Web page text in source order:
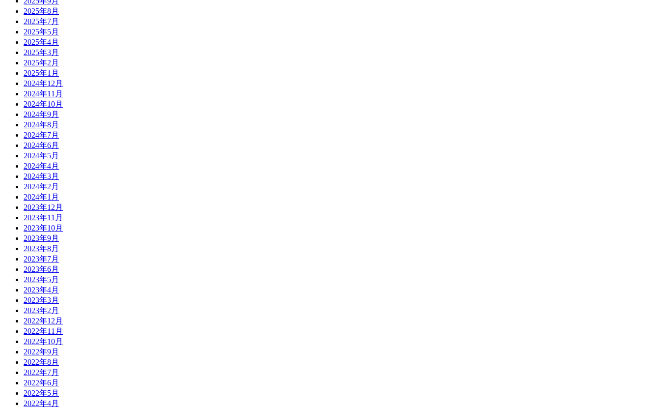
2025年8月
2025年7月
2025年5月
2025年4月
2025年3月
2025年2月
2025年1月
2024年12月
2024年11月
2024年10月
2024年9月
2024年8月
2024年7月
2024年6月
2024年5月
2024年4月
2024年3月
2024年2月
2024年1月
2023年12月
2023年11月
2023年10月
2023年9月
2023年8月
2023年7月
2023年6月
2023年5月
2023年4月
2023年3月
2023年2月
2022年12月
2022年11月
2022年10月
2022年9月
2022年8月
2022年7月
2022年6月
2022年5月
2022年4月